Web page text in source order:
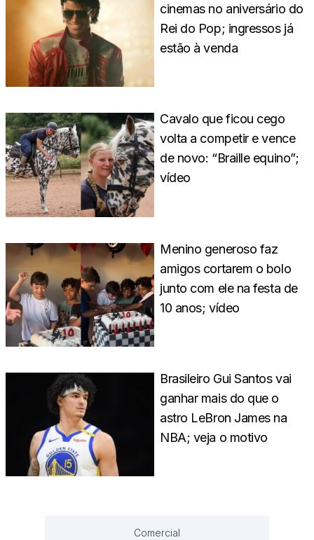
cinemas no aniversário do
Rei do Pop; ingressos já
estão à venda
Cavalo que ficou cego
volta a competir e vence
de novo: “Braille equino”;
vídeo
Menino generoso faz
amigos cortarem o bolo
junto com ele na festa de
10 anos; vídeo
Brasileiro Gui Santos vai
ganhar mais do que o
astro LeBron James na
NBA; veja o motivo
Comercial